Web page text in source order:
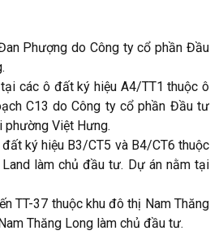
Phượng do Công ty cổ phần Đầu
các ô đất ký hiệu A4/TT1 thuộc ô
C13 do Công ty cổ phần Đầu tư
phường Việt Hưng.
ký hiệu B3/CT5 và B4/CT6 thuộc
làm chủ đầu tư. Dự án nằm tại
TT-37 thuộc khu đô thị Nam Thăng
Thăng Long làm chủ đầu tư.